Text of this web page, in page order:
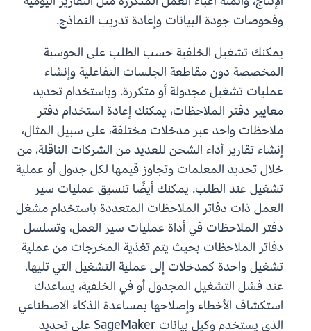
وفحوصات جودة البيانات وإعادة تدريب النماذج.
يمكنك تشغيل الخلفية حسب الطلب على الحوسبة
المخصصة دون مقاطعة الجلسات التفاعلية وإنشاء
عمليات تشغيل مجدولة أو متكررة. وباستخدام تحديد
معايير دفتر الملاحظات، يمكنك إعادة استخدام دفتر
ملاحظات واحد عبر مدخلات مختلفة، على سبيل المثال،
إنشاء تقارير أداء الشحن للعديد من الشركات الناقلة، من
خلال تحديد المعلمات وتجاوز قيمها لكل جدول أو عملية
تشغيل عند الطلب. يمكنك أيضًا تنسيق عمليات سير
العمل ذات دفاتر الملاحظات المتعددة باستخدام مشغل
دفتر الملاحظات في أداة عمليات سير العمل، وتسلسل
دفاتر الملاحظات بحيث يتم تغذية المخرجات من عملية
تشغيل واحدة كمدخلات إلى عملية التشغيل التي تليها.
عند فشل التشغيل المجدول أو في الخلفية، يساعدك
استكشاف الأخطاء وإصلاحها بمساعدة الذكاء الاصطناعي
الذي يستخدم وكيل بيانات SageMaker على تحديد